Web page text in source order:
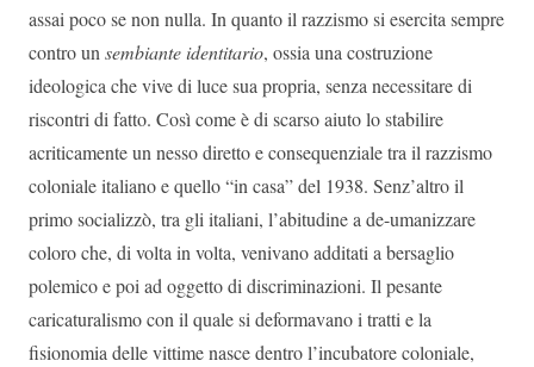
assai poco se non nulla. In quanto il razzismo si esercita sempre
contro unsembiante identitario, ossia una costruzione
ideologica che vive di luce sua propria, senza necessitare di
riscontri di fatto. Così come è di scarso aiuto lo stabilire
acriticamente un nesso diretto e consequenziale tra il razzismo
coloniale italiano e quello “in casa” del 1938. Senz’altro il
primo socializzò, tra gli italiani, l’abitudine a de-umanizzare
coloro che, di volta in volta, venivano additati a bersaglio
polemico e poi ad oggetto di discriminazioni. Il pesante
caricaturalismo con il quale si deformavano i tratti e la
fisionomia delle vittime nasce dentro l’incubatore coloniale,